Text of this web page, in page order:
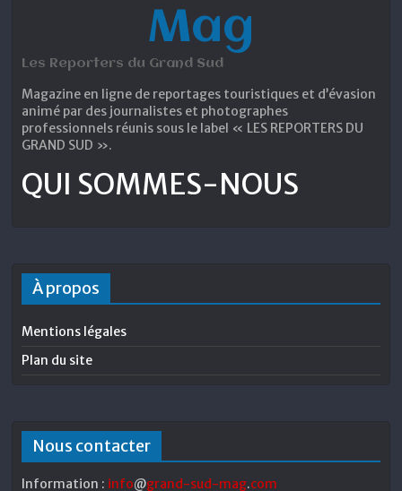
Mag
Les Reporters du Grand Sud
Magazine en ligne de reportages touristiques et d’évasion
animé par des journalistes et photographes
professionnels réunis sous le label « LES REPORTERS DU
GRAND SUD ».
QUI SOMMES-NOUS
À propos
Mentions légales
Plan du site
Nous contacter
Information : info@grand-sud-mag.com